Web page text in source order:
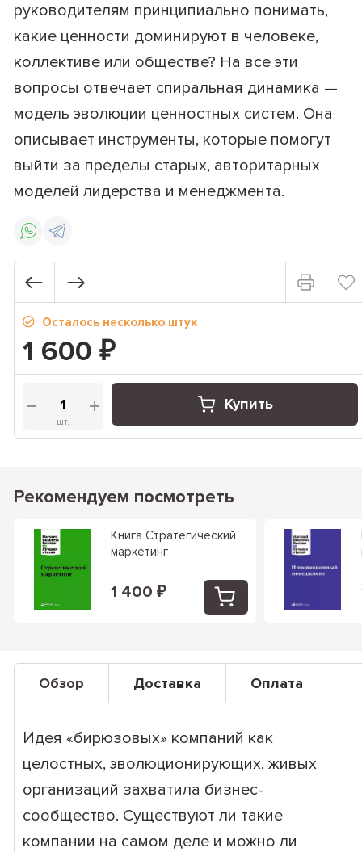
руководителям принципиально понимать,
какие ценности доминируют в человеке,
коллективе или обществе? На все эти
вопросы отвечает спиральная динамика —
модель эволюции ценностных систем. Она
описывает инструменты, которые помогут
выйти за пределы старых, авторитарных
моделей лидерства и менеджмента.
Осталось несколько штук
1 600 ₽
шт.
Купить
Рекомендуем посмотреть
Книга Стратегический
маркетинг
1 400 ₽
Обзор Доставка Оплата
Идея «бирюзовых» компаний как
целостных, эволюционирующих, живых
организаций захватила бизнес-
сообщество. Существуют ли такие
компании на самом деле и можно ли